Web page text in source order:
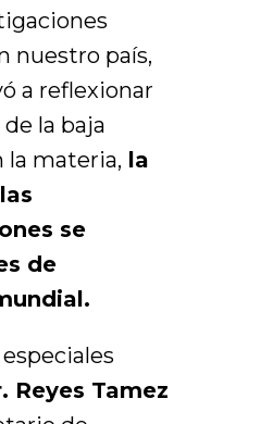
nuestro país,
a reflexionar
la baja
la materia, la
se
de
Reyes Tamez